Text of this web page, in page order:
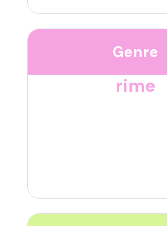
Genre
rime